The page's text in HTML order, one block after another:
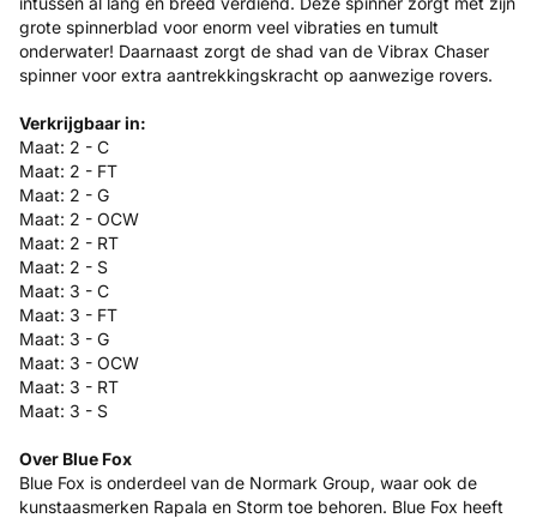
grote spinnerblad voor enorm veel vibraties en tumult
onderwater! Daarnaast zorgt de shad van de Vibrax Chaser
spinner voor extra aantrekkingskracht op aanwezige rovers.
Verkrijgbaar in:
Maat: 2 - C
Maat: 2 - FT
Maat: 2 - G
Maat: 2 - OCW
Maat: 2 - RT
Maat: 2 - S
Maat: 3 - C
Maat: 3 - FT
Maat: 3 - G
Maat: 3 - OCW
Maat: 3 - RT
Maat: 3 - S
Over Blue Fox
Blue Fox is onderdeel van de Normark Group, waar ook de
kunstaasmerken Rapala en Storm toe behoren. Blue Fox heeft